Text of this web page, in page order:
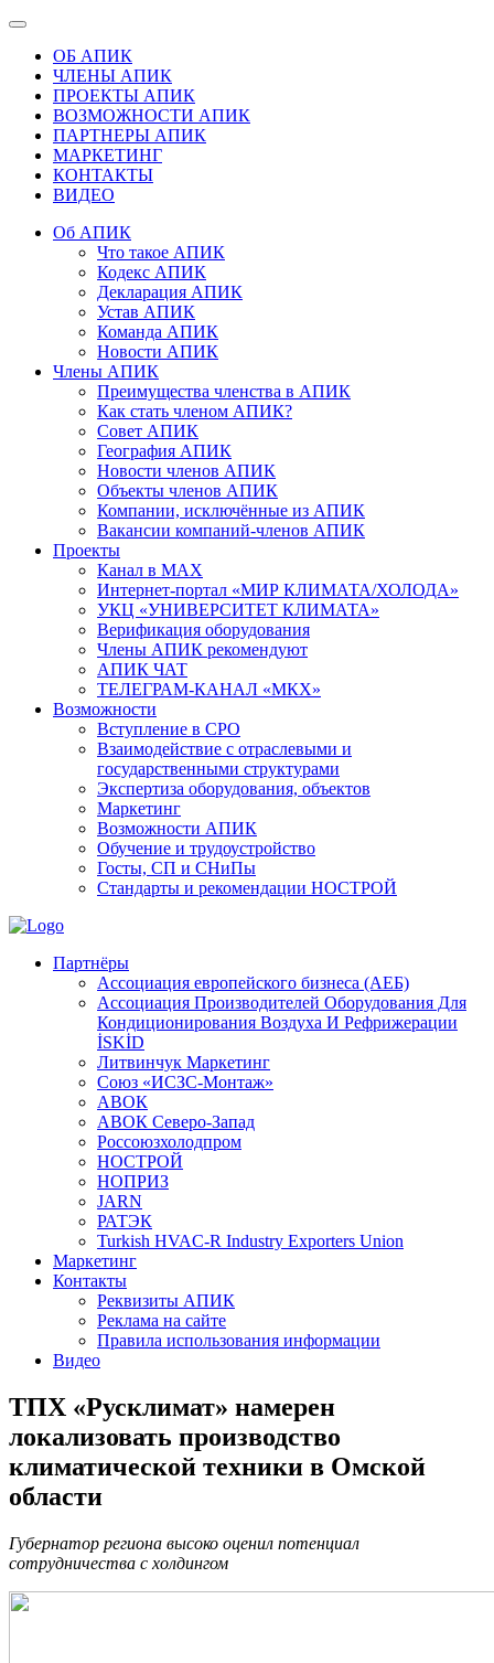
ОБ АПИК
ЧЛЕНЫ АПИК
ПРОЕКТЫ АПИК
ВОЗМОЖНОСТИ АПИК
ПАРТНЕРЫ АПИК
МАРКЕТИНГ
КОНТАКТЫ
ВИДЕО
Об АПИК
Что такое АПИК
Кодекс АПИК
Декларация АПИК
Устав АПИК
Команда АПИК
Новости АПИК
Члены АПИК
Преимущества членства в АПИК
Как стать членом АПИК?
Совет АПИК
География АПИК
Новости членов АПИК
Объекты членов АПИК
Компании, исключённые из АПИК
Вакансии компаний-членов АПИК
Проекты
Канал в MAX
Интернет-портал «МИР КЛИМАТА/ХОЛОДА»
УКЦ «УНИВЕРСИТЕТ КЛИМАТА»
Верификация оборудования
Члены АПИК рекомендуют
АПИК ЧАТ
ТЕЛЕГРАМ-КАНАЛ «МКХ»
Возможности
Вступление в СРО
Взаимодействие с отраслевыми и
государственными структурами
Экспертиза оборудования, объектов
Маркетинг
Возможности АПИК
Обучение и трудоустройство
Госты, СП и СНиПы
Стандарты и рекомендации НОСТРОЙ
Партнёры
Ассоциация европейского бизнеса (АЕБ)
Aссоциация Производителей Оборудования Для
Кондиционирования Воздуха И Рефрижерации
İSKİD
Литвинчук Маркетинг
Союз «ИСЗС-Монтаж»
АВОК
АВОК Северо-Запад
Россоюзхолодпром
НОСТРОЙ
НОПРИЗ
JARN
РАТЭК
Turkish HVAC-R Industry Exporters Union
Маркетинг
Контакты
Реквизиты АПИК
Реклама на сайте
Правила использования информации
Видео
ТПХ «Русклимат» намерен
локализовать производство
климатической техники в Омской
области
Губернатор региона высоко оценил потенциал
сотрудничества с холдингом